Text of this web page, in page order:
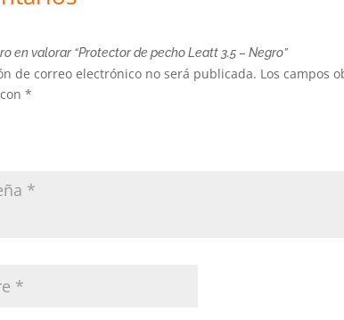
en valorar “Protector de pecho Leatt 3.5 – Negro”
de correo electrónico no será publicada. Los campos
*